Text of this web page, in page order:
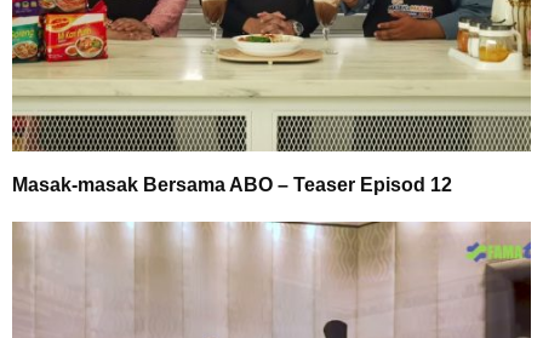
Masak-masak Bersama ABO – Teaser Episod 12